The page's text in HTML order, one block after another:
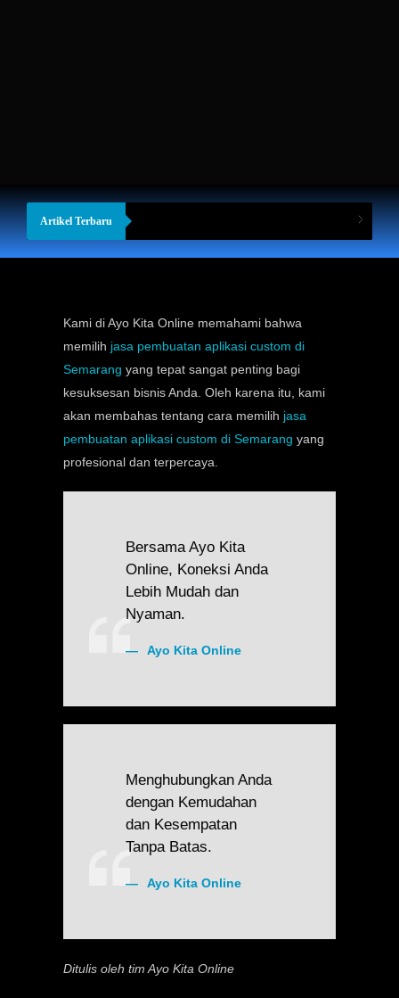
Artikel Terbaru
Kami di Ayo Kita Online memahami bahwa
memilih jasa pembuatan aplikasi custom di
Semarang yang tepat sangat penting bagi
kesuksesan bisnis Anda. Oleh karena itu, kami
akan membahas tentang cara memilih jasa
pembuatan aplikasi custom di Semarang yang
profesional dan terpercaya.
Bersama Ayo Kita
Online, Koneksi Anda
Lebih Mudah dan
Nyaman.
Ayo Kita Online
Menghubungkan Anda
dengan Kemudahan
dan Kesempatan
Tanpa Batas.
Ayo Kita Online
Ditulis oleh tim Ayo Kita Online